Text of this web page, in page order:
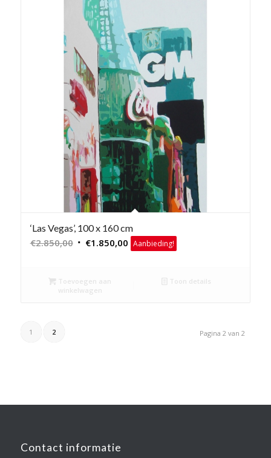
‘Las Vegas’, 100 x 160 cm
€2.850,00 Oorspronkelijke
€2.850,00.
€1.850,00Huidige
prijs
€1.850,00.
Aanbieding!
Toevoegen aan
winkelwagen
Toon details
Pagina 2 van 2
1 2
Contact informatie